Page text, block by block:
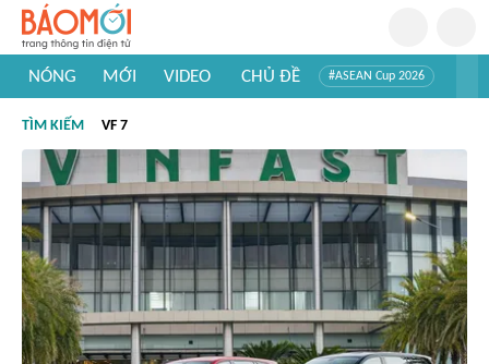
NÓNG MỚI VIDEO CHỦ ĐỀ #ASEAN Cup 2026
#Khám phá thế giới
TÌM KIẾM VF 7